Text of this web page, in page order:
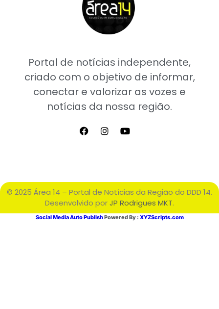
Portal de notícias independente,
criado com o objetivo de informar,
conectar e valorizar as vozes e
notícias da nossa região.
© 2025 Área 14 – Portal de Notícias da Região do DDD 14.
Desenvolvido porJP Rodrigues MKT.
Social Media Auto PublishPowered By : XYZScripts.com